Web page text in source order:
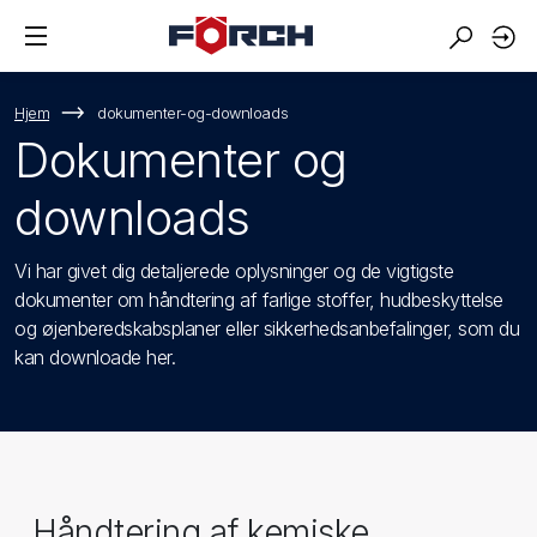
Hjem dokumenter-og-downloads
Dokumenter og
downloads
Vi har givet dig detaljerede oplysninger og de vigtigste
dokumenter om håndtering af farlige stoffer, hudbeskyttelse
og øjenberedskabsplaner eller sikkerhedsanbefalinger, som du
kan downloade her.